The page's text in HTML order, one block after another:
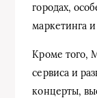
городах,
маркетинга
Кроме того,
сервиса и
концерты,